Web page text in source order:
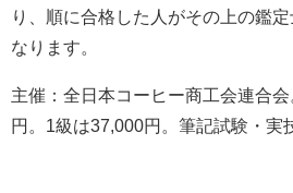
り、順に合格した人がその上の鑑
なります。
主催：全日本コーヒー商工会連合
円。1級は37,000円。筆記試験・実